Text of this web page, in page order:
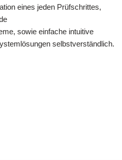
eines jeden Prüfschrittes,
sowie einfache intuitive
selbstverständlich.